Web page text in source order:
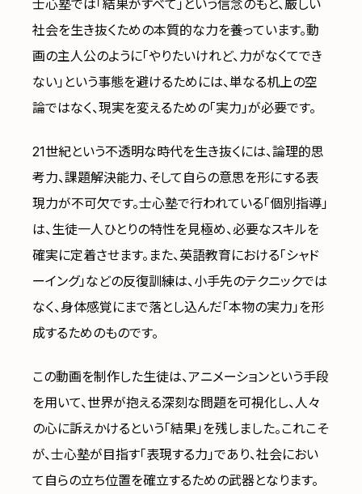
士心塾では「結果がすべて」という信念のもと、厳しい
社会を生き抜くための本質的な力を養っています。動
画の主人公のように「やりたいけれど、力がなくてでき
ない」という事態を避けるためには、単なる机上の空
論ではなく、現実を変えるための「実力」が必要です。
21世紀という不透明な時代を生き抜くには、論理的思
考力、課題解決能力、そして自らの意思を形にする表
現力が不可欠です。士心塾で行われている「個別指導」
は、生徒一人ひとりの特性を見極め、必要なスキルを
確実に定着させます。また、英語教育における「シャド
ーイング」などの反復訓練は、小手先のテクニックでは
なく、身体感覚にまで落とし込んだ「本物の実力」を形
成するためのものです。
この動画を制作した生徒は、アニメーションという手段
を用いて、世界が抱える深刻な問題を可視化し、人々
の心に訴えかけるという「結果」を残しました。これこそ
が、士心塾が目指す「表現する力」であり、社会におい
て自らの立ち位置を確立するための武器となります。